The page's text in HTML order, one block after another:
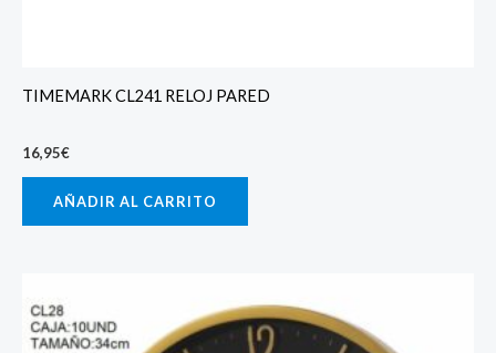
TIMEMARK CL241 RELOJ PARED
16,95€
AÑADIR AL CARRITO